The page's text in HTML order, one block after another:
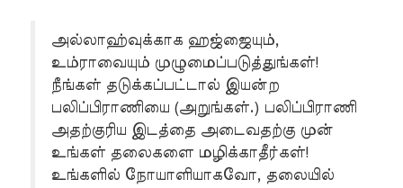
அல்லாஹ்வுக்காக ஹஜ்ஜையும்,
உம்ராவையும் முழுமைப்படுத்துங்கள்!
நீங்கள் தடுக்கப்பட்டால் இயன்ற
பலிப்பிராணியை (அறுங்கள்.) பலிப்பிராணி
அதற்குரிய இடத்தை அடைவதற்கு முன்
உங்கள் தலைகளை மழிக்காதீர்கள்!
உங்களில் நோயாளியாகவோ, தலையில்